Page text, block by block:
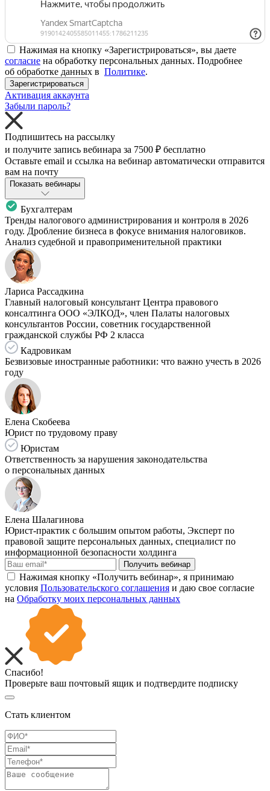
Нажимая на кнопку «Зарегистрироваться», вы даете
согласие на обработку персональных данных. Подробнее
об обработке данных в Политике.
Зарегистрироваться
Активация аккаунта
Забыли пароль?
Подпишитесь на рассылку
и получите запись вебинара за 7500 ₽ бесплатно
Оставьте email и ссылка на вебинар автоматически отправится
вам на почту
Показать вебинары
Бухгалтерам
Тренды налогового администрирования и контроля в 2026
году. Дробление бизнеса в фокусе внимания налоговиков.
Анализ судебной и правоприменительной практики
Лариса Рассадкина
Главный налоговый консультант Центра правового
консалтинга ООО «ЭЛКОД», член Палаты налоговых
консультантов России, советник государственной
гражданской службы РФ 2 класса
Кадровикам
Безвизовые иностранные работники: что важно учесть в 2026
году
Елена Скобеева
Юрист по трудовому праву
Юристам
Ответственность за нарушения законодательства
о персональных данных
Елена Шалагинова
Юрист-практик с большим опытом работы, Эксперт по
правовой защите персональных данных, специалист по
информационной безопасности холдинга
Получить вебинар
Нажимая кнопку «Получить вебинар», я принимаю
условия Пользовательского соглашения и даю свое согласие
на Обработку моих персональных данных
Спасибо!
Проверьте ваш почтовый ящик и подтвердите подписку
Стать клиентом